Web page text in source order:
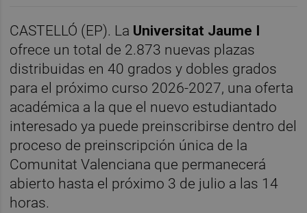
CASTELLÓ (EP). La Universitat Jaume I
ofrece un total de 2.873 nuevas plazas
distribuidas en 40 grados y dobles grados
para el próximo curso 2026-2027, una oferta
académica a la que el nuevo estudiantado
interesado ya puede preinscribirse dentro del
proceso de preinscripción única de la
Comunitat Valenciana que permanecerá
abierto hasta el próximo 3 de julio a las 14
horas.